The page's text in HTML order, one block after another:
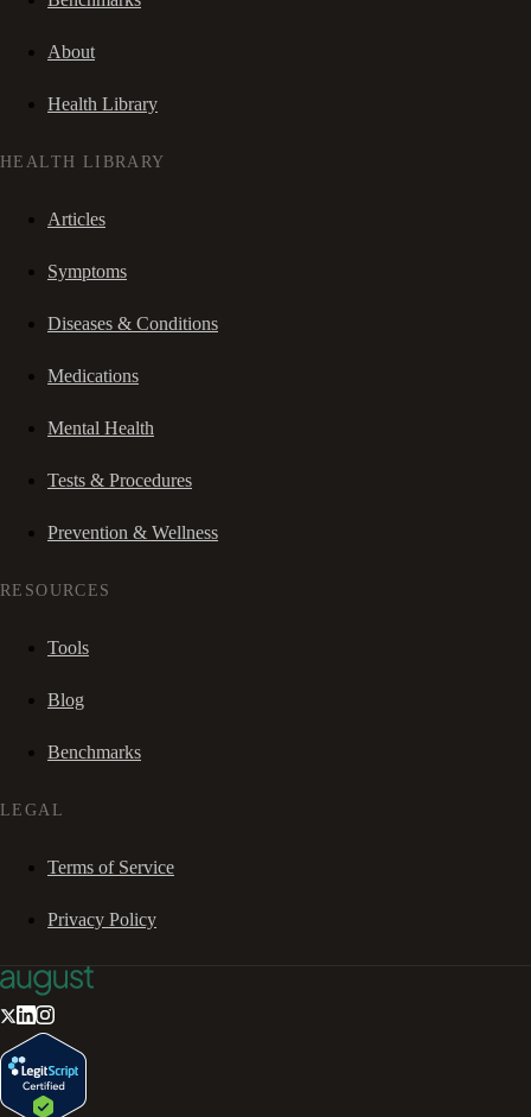
About
Health Library
HEALTH LIBRARY
Articles
Symptoms
Diseases & Conditions
Medications
Mental Health
Tests & Procedures
Prevention & Wellness
RESOURCES
Tools
Blog
Benchmarks
LEGAL
Terms of Service
Privacy Policy